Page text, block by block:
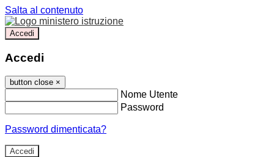
Salta al contenuto
Accedi
Accedi
button close ×
Nome Utente
Password
Password dimenticata?